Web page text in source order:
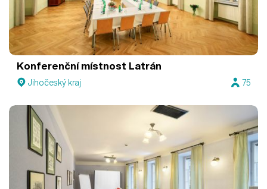
Konferenční místnost Latrán
Jihočeský kraj 75